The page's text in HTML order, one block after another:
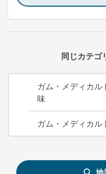
同じカテゴ
ガム・メディカル
味
ガム・メディカ